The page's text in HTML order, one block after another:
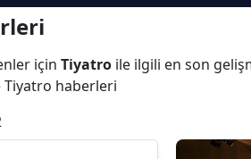
için Tiyatro ile ilgili en son
Tiyatro haberleri